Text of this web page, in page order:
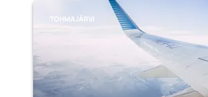
TOHMAJÄRVI